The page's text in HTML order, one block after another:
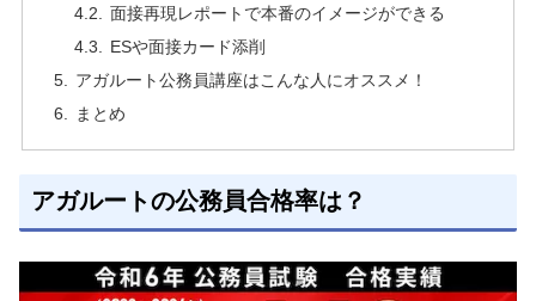
面接再現レポートで本番のイメージができる
ESや面接カード添削
アガルート公務員講座はこんな人にオススメ！
まとめ
アガルートの公務員合格率は？